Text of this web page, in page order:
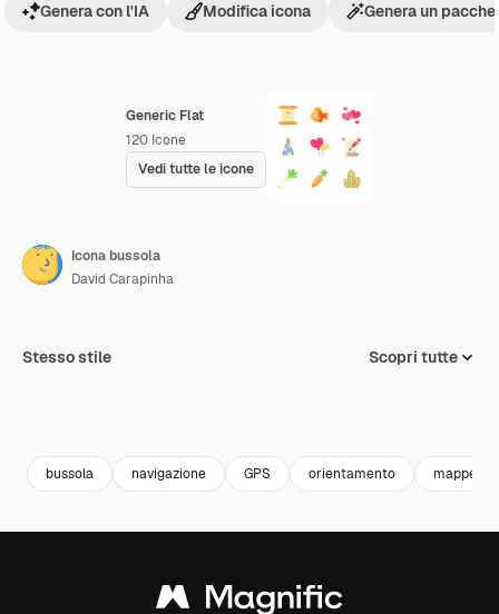
Generic Flat
120 Icone
Vedi tutte le icone
Genera con l'IA Modifica icona Genera un
Icona bussola
David Carapinha
Stesso stile Scopri tutte
bussola navigazione GPS orientamento mappe e